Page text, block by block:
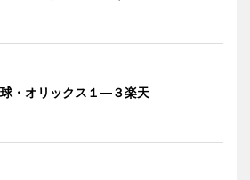
・オリックス１―３楽天